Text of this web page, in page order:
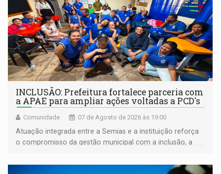
INCLUSÃO: Prefeitura fortalece parceria com
a APAE para ampliar ações voltadas a PCD's
Comunidade 07 de Agosto de 2026 às 19:00
Atuação integrada entre a Semias e a instituição reforça
o compromisso da gestão municipal com a inclusão, a